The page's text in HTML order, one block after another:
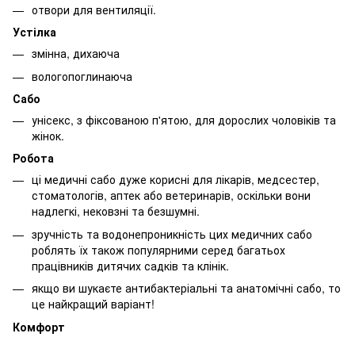
отвори для вентиляції.
Устілка
змінна, дихаюча
вологопоглинаюча
Сабо
унісекс, з фіксованою п'ятою, для дорослих чоловіків та
жінок.
Робота
ці медичні сабо дуже корисні для лікарів, медсестер,
стоматологів, аптек або ветеринарів, оскільки вони
надлегкі, нековзні та безшумні.
зручність та водонепроникність цих медичних сабо
роблять їх також популярними серед багатьох
працівників дитячих садків та клінік.
якщо ви шукаєте антибактеріальні та анатомічні сабо, то
це найкращий варіант!
Комфорт